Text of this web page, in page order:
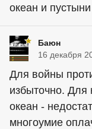
океан и
Баюн
16 декабря
Для войны
избыточно. Для
океан -
многоумие